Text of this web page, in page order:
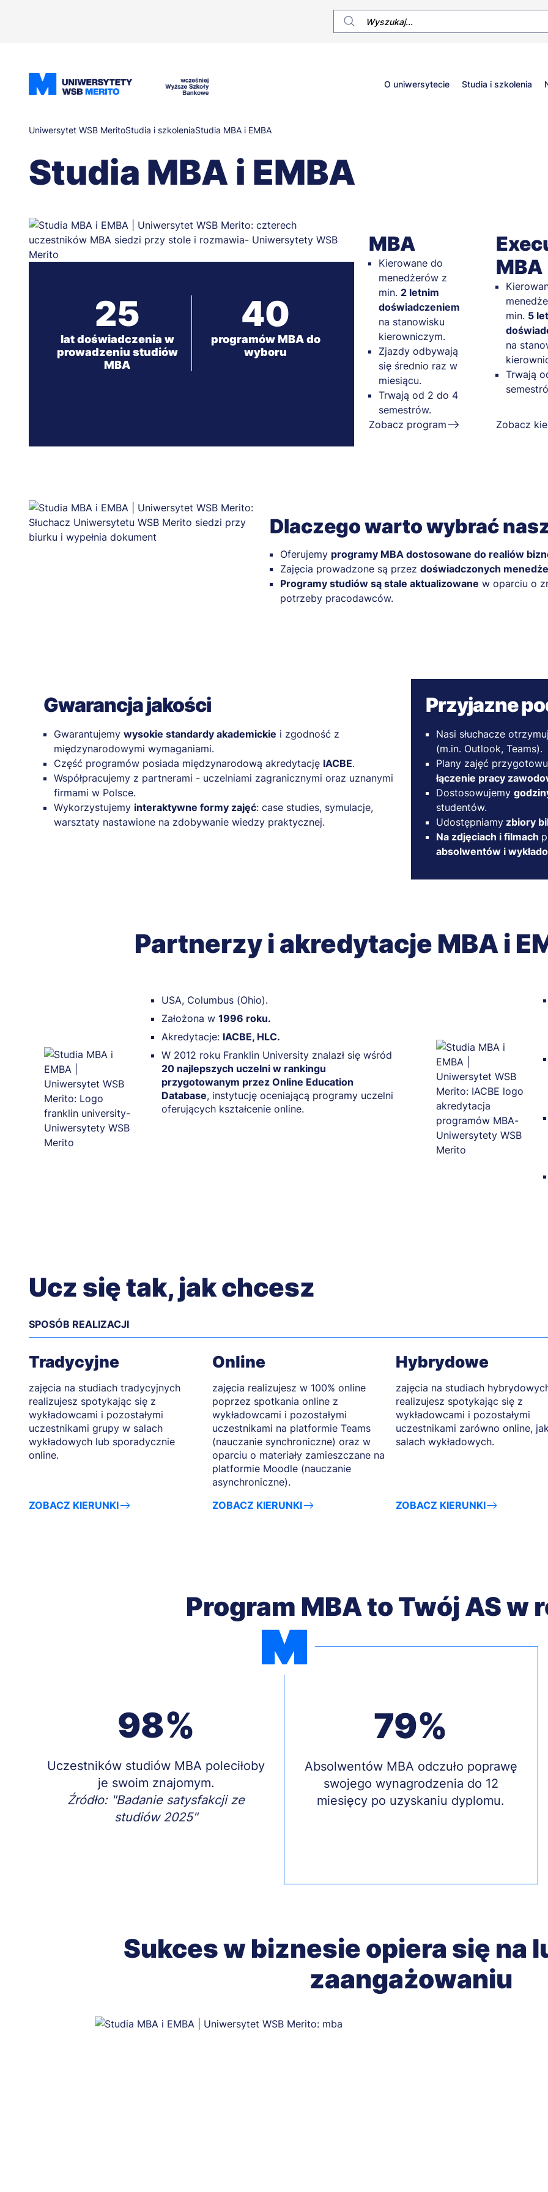
Główne
O uniwersytecie Studia i szkolenia
Ścieżka
nawigacyjna
Uniwersytet WSB MeritoStudia i szkoleniaStudia MBA i EMBA
Studia MBA i EMBA
25
lat doświadczenia w
prowadzeniu studiów
MBA
40
programów MBA do
wyboru
MBA
Kierowane do
menedżerów z
min. 2 letnim
doświadczeniem
na stanowisku
kierowniczym.
Zjazdy odbywają
się średnio raz w
miesiącu.
Trwają od 2 do 4
semestrów.
Zobacz program
MBA
min. 5
na
Trwają
Zobacz
Dlaczego warto wybrać
Oferujemy programy MBA dostosowane do realiów
Zajęcia prowadzone są przez doświadczonych
Programy studiów są stale aktualizowane w oparciu o
potrzeby pracodawców.
Gwarancja jakości
Gwarantujemy wysokie standardy akademickie i zgodność z
międzynarodowymi wymaganiami.
Część programów posiada międzynarodową akredytację IACBE.
Współpracujemy z partnerami - uczelniami zagranicznymi oraz uznanymi
firmami w Polsce.
Wykorzystujemy interaktywne formy zajęć: case studies, symulacje,
warsztaty nastawione na zdobywanie wiedzy praktycznej.
Przyjazne
Nasi słuchacze
(m.in. Outlook, Teams).
Plany zajęć
łączenie pracy
Dostosowujemy
studentów.
Udostępniamy zbiory
Na zdjęciach i filmach
absolwentów i
Partnerzy i akredytacje MBA i
USA, Columbus (Ohio).
Założona w 1996 roku.
Akredytacje: IACBE, HLC.
W 2012 roku Franklin University znalazł się wśród
20 najlepszych uczelni w rankingu
przygotowanym przez Online Education
Database, instytucję oceniającą programy uczelni
oferujących kształcenie online.
Ucz się tak, jak chcesz
SPOSÓB REALIZACJI
Tradycyjne
zajęcia na studiach tradycyjnych
realizujesz spotykając się z
wykładowcami i pozostałymi
uczestnikami grupy w salach
wykładowych lub sporadycznie
online.
ZOBACZ KIERUNKI
Online
zajęcia realizujesz w 100% online
poprzez spotkania online z
wykładowcami i pozostałymi
uczestnikami na platformie Teams
(nauczanie synchroniczne) oraz w
oparciu o materiały zamieszczane na
platformie Moodle (nauczanie
asynchroniczne).
ZOBACZ KIERUNKI
Hybrydowe
zajęcia na studiach
realizujesz spotykając się z
wykładowcami i pozostałymi
uczestnikami zarówno online,
salach wykładowych.
ZOBACZ KIERUNKI
Program MBA to Twój AS w
98%
Treść
Uczestników studiów MBA poleciłoby
je swoim znajomym.
Źródło: "Badanie satysfakcji ze
studiów 2025"
79%
Treść
Absolwentów MBA odczuło poprawę
swojego wynagrodzenia do 12
miesięcy po uzyskaniu dyplomu.
Sukces w biznesie opiera się na
zaangażowaniu